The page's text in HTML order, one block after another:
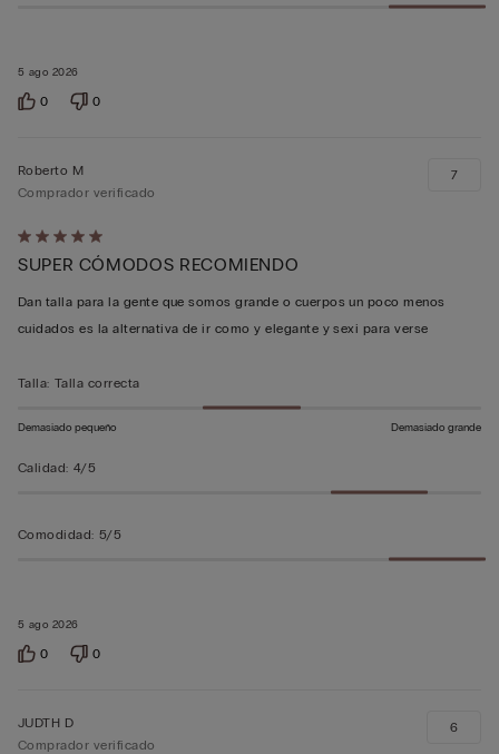
5 ago 2026
0 0
Calificación
de
5
sobre
5 ago 2026
Roberto M
Comprador verificado
SUPER CÓMODOS RECOMIENDO
Dan talla para la gente que somos grande o cuerpos un poco menos
cuidados es la alternativa de ir como y elegante y sexi para verse
7
Talla: Talla correcta
Demasiado pequeño Demasiado grande
Calidad: 4/5
Comodidad: 5/5
0 0
JUDTH D
Comprador verificado
6